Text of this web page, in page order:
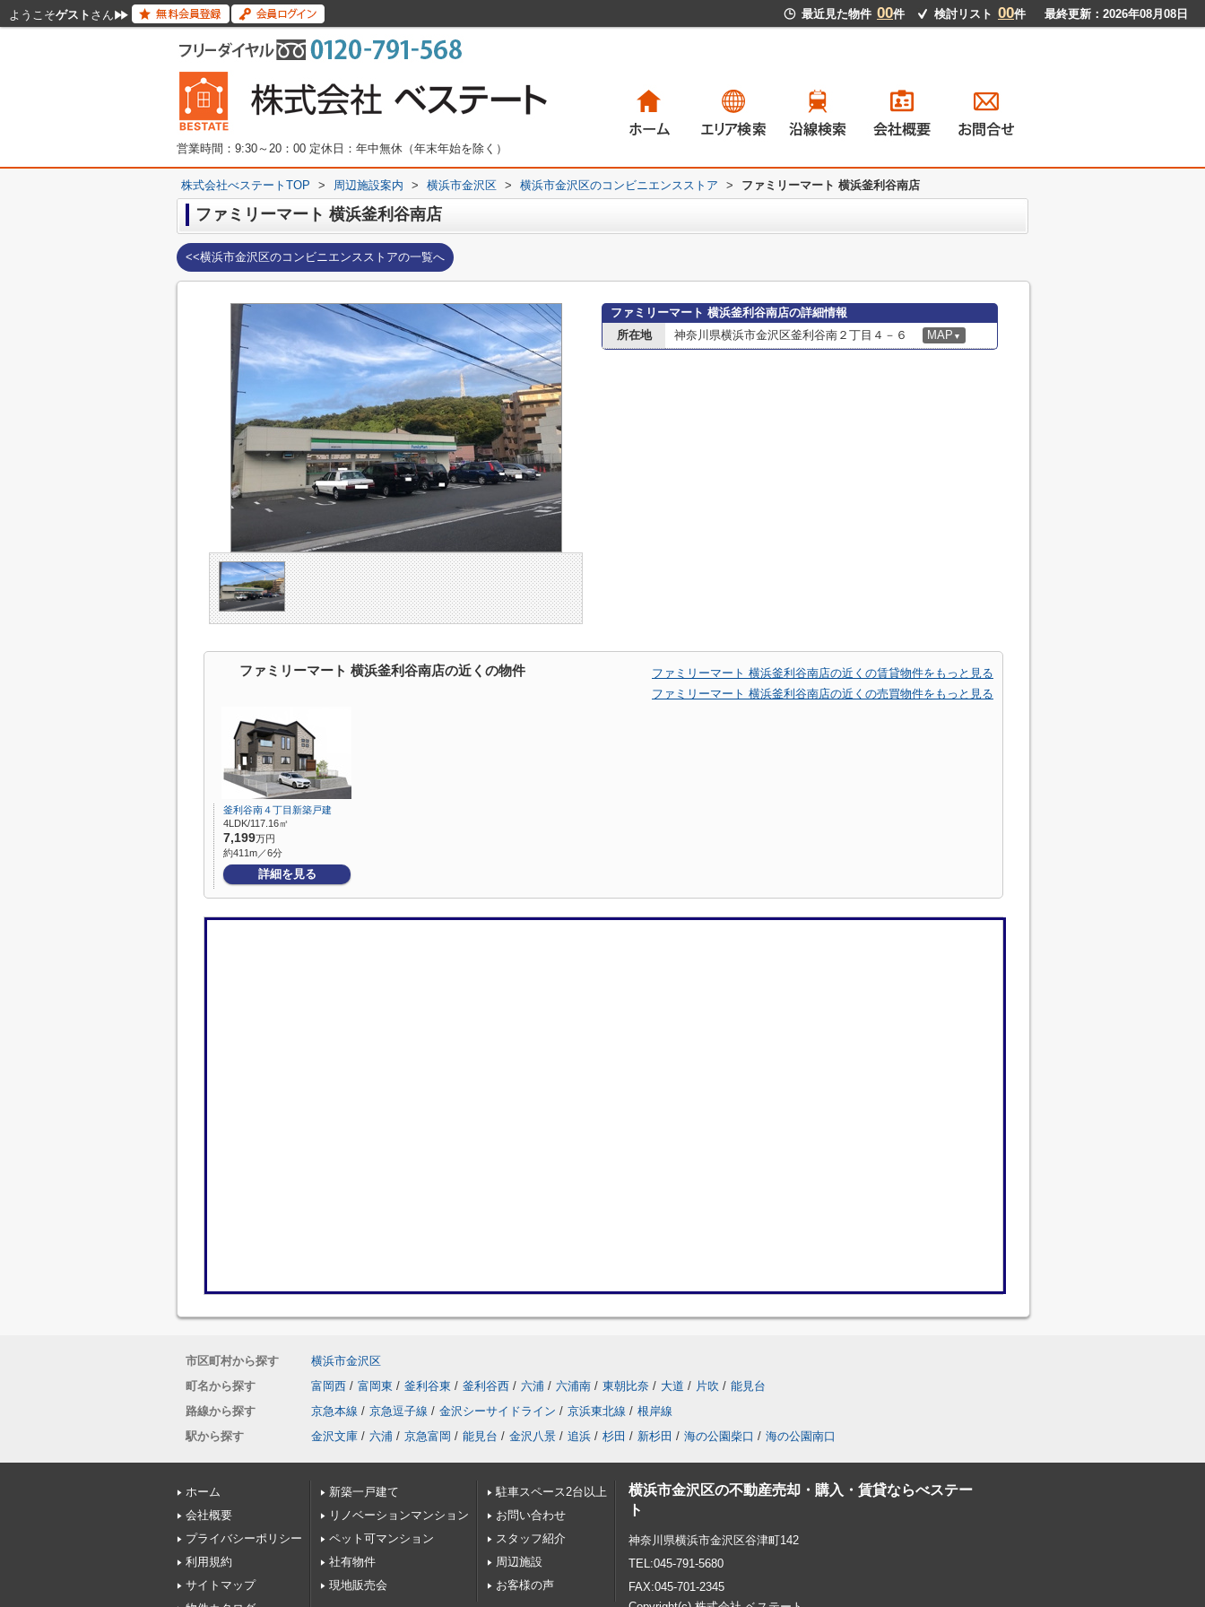
ようこそゲスト さん 最近見た物件 00件 検討リスト 00件 最終更新：2026年08月08日
一戸建て
マンション
土地
賃貸物件 一戸建て
マンション
土地
賃貸物件
営業時間：9:30～20：00 定休日：年中無休（年末年始を除く）
株式会社べステートTOP > 周辺施設案内 > 横浜市金沢区 > 横浜市金沢区のコンビニエンスストア > ファミリーマート 横浜釜利谷南店
ファミリーマート 横浜釜利谷南店
<<横浜市金沢区のコンビニエンスストアの一覧へ
ファミリーマート 横浜釜利谷南店の詳細情報
所在地
神奈川県横浜市金沢区釜利谷南２丁目４－６ MAP ▼
ファミリーマート 横浜釜利谷南店の近くの物件
ファミリーマート 横浜釜利谷南店の近くの賃貸物件をもっと見る
ファミリーマート 横浜釜利谷南店の近くの売買物件をもっと見る
釜利谷南４丁目新築戸建
4LDK/117.16㎡
7,199万円
約411m／6分
詳細を見る
市区町村から探す
横浜市金沢区
町名から探す
富岡西 / 富岡東 / 釜利谷東 / 釜利谷西 / 六浦 / 六浦南 / 東朝比奈 / 大道 / 片吹 / 能見台
路線から探す
京急本線 / 京急逗子線 / 金沢シーサイドライン / 京浜東北線 / 根岸線
駅から探す
金沢文庫 / 六浦 / 京急富岡 / 能見台 / 金沢八景 / 追浜 / 杉田 / 新杉田 / 海の公園柴口 / 海の公園南口
ホーム
会社概要
プライバシーポリシー
利用規約
サイトマップ
新築一戸建て
リノベーションマンション
ペット可マンション
社有物件
現地販売会
駐車スペース2台以上
お問い合わせ
スタッフ紹介
周辺施設
お客様の声
横浜市金沢区の不動産売却・購入・賃貸ならべステー
ト
神奈川県横浜市金沢区谷津町142
TEL:045-791-5680
FAX:045-701-2345